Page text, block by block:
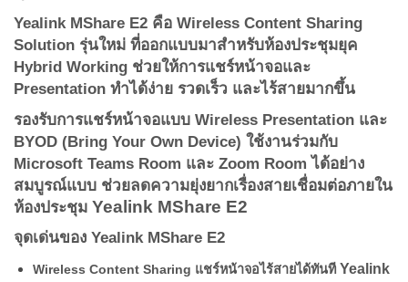
Yealink MShare E2 คือ Wireless Content Sharing
Solution รุ่นใหม่ ที่ออกแบบมาสำหรับห้องประชุมยุค
Hybrid Working ช่วยให้การแชร์หน้าจอและ
Presentation ทำได้ง่าย รวดเร็ว และไร้สายมากขึ้น
รองรับการแชร์หน้าจอแบบ Wireless Presentation และ
BYOD (Bring Your Own Device) ใช้งานร่วมกับ
Microsoft Teams Room และ Zoom Room ได้อย่าง
สมบูรณ์แบบ ช่วยลดความยุ่งยากเรื่องสายเชื่อมต่อภายใน
ห้องประชุม Yealink MShare E2
จุดเด่นของ Yealink MShare E2
Wireless Content Sharing แชร์หน้าจอไร้สายได้ทันทีYealink